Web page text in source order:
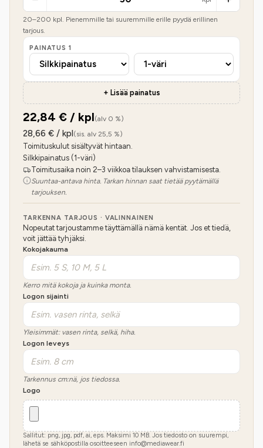
20–200 kpl. Pienemmille tai suuremmille erille pyydä erillinen
tarjous.
PAINATUS 1
+ Lisää painatus
22,84 € / kpl(alv 0 %)
28,66 € / kpl(sis. alv 25,5 %)
Toimituskulut sisältyvät hintaan.
Silkkipainatus (1-väri)
Toimitusaika noin 2–3 viikkoa tilauksen vahvistamisesta.
Suuntaa-antava hinta. Tarkan hinnan saat tietää pyytämällä
tarjouksen.
TARKENNA TARJOUS · VALINNAINEN
Nopeutat tarjoustamme täyttämällä nämä kentät. Jos et tiedä,
voit jättää tyhjäksi.
Kokojakauma
Kerro mitä kokoja ja kuinka monta.
Logon sijainti
Yleisimmät: vasen rinta, selkä, hiha.
Logon leveys
Tarkennus cm:nä, jos tiedossa.
Logo
Sallitut: png, jpg, pdf, ai, eps. Maksimi 10 MB. Jos tiedosto on suurempi,
lähetä se sähköpostilla osoitteeseen info@mediawear.fi